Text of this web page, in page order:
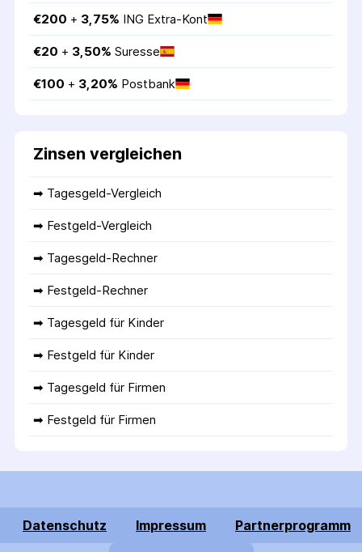
€200 + 3,75% ING Extra-Kont
€20 + 3,50% Suresse
€100 + 3,20% Postbank
Zinsen vergleichen
➡ Tagesgeld-Vergleich
➡ Festgeld-Vergleich
➡ Tagesgeld-Rechner
➡ Festgeld-Rechner
➡ Tagesgeld für Kinder
➡ Festgeld für Kinder
➡ Tagesgeld für Firmen
➡ Festgeld für Firmen
Datenschutz Impressum Partnerprogramm